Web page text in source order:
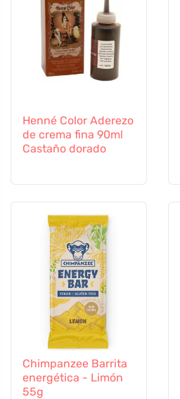
Henné Color Aderezo
de crema fina 90ml
Castaño dorado
Chimpanzee Barrita
energética - Limón
55g